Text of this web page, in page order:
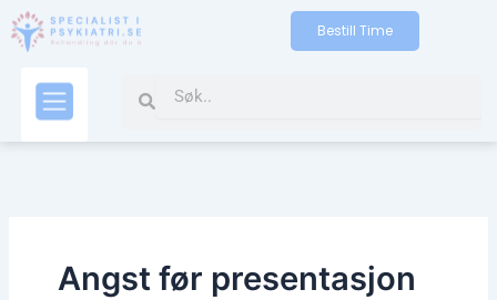
Skip
to
Bestill Time
Search
Angst før presentasjon